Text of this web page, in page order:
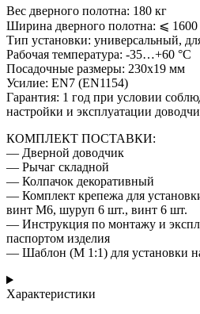
Вес дверного полотна: 180 кг
Ширина дверного полотна: ⩽
Тип установки: универсальный,
Рабочая температура: -35…+60 °С
Посадочные размеры: 230х19 мм
Усилие: EN7 (EN1154)
Гарантия: 1 год при условии
настройки и эксплуатации
КОМПЛЕКТ ПОСТАВКИ:
— Дверной доводчик
— Рычаг складной
— Колпачок декоративный
— Комплект крепежа для
винт М6, шуруп 6 шт., винт 6 шт.
— Инструкция по монтажу и
паспортом изделия
— Шаблон (М 1:1) для установки
Характеристики